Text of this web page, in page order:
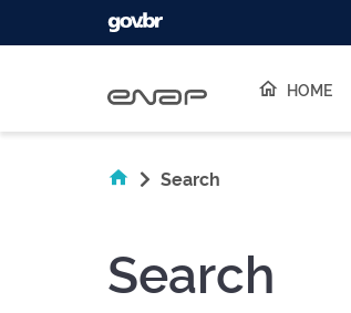
HOME
Search
Search